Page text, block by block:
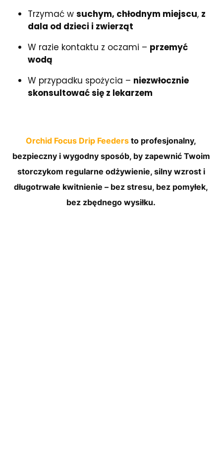
Trzymać w suchym, chłodnym miejscu, z
dala od dzieci i zwierząt
W razie kontaktu z oczami – przemyć
wodą
W przypadku spożycia – niezwłocznie
skonsultować się z lekarzem
Orchid Focus Drip Feeders to profesjonalny,
bezpieczny i wygodny sposób, by zapewnić Twoim
storczykom regularne odżywienie, silny wzrost i
długotrwałe kwitnienie – bez stresu, bez pomyłek,
bez zbędnego wysiłku.